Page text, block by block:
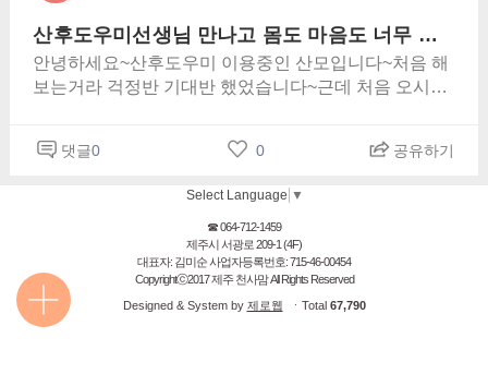
있을지, 아기는 잘 보실수있는지 생각이 많았어요김보
향 산후도우미분이 오시고 정말 다행스럽게도 아기를
엄청 사랑으로 봐주셨어요. 이쁘다이쁘다해주시고 말
할때도 위생장갑끼시고 위생에 신경 많이써주셨어요.
이를 하트뿅뿅눈으로 봐주셨네요 ^^ 아기가 이모님 품
에만 가면 잠도잘잤어요. 저한테는....ㅠㅠ목욕시키는거
도 배우고 똥씻기는것도 배웠어요 ㅋㅋ15일신청했었는
데 엄청 빨리지나간거같아요 ㅠㅠ모두에게 맞다고는
할수없겠지만 저한테는 별이다섯개였어요 ㅎㅎ
산후도우미선생님 만나고 몸도 마음도 너무 힘이 됩니다!!
안녕하세요~산후도우미 이용중인 산모입니다~처음 해
보는거라 걱정반 기대반 했었습니다~근데 처음 오시자
가아닌 여러개 매일 새로운거 해주시고 진짜 친정집에
무너무 감사드립니다큰아이와 저희 신랑까지도 세심하
게 챙겨주시고 신생아 케어는 진짜 베테랑이십니다!!걱
정했던것과는 달리 너무 만족해하고있습니다
댓글0 0 공유하기
Select Language ▼
☎ 064-712-1459
제주시 서광로 209-1 (4F)
대표자: 김미순 사업자등록번호:715-46-00454
Copyrightⓒ2017 제주 천사맘 All Rights Reserved
Designed & System by 제로웹 ㆍTotal 67,790